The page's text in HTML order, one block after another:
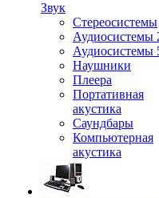
Звук
Стереосистемы
Аудиосистемы
Аудиосистемы
Наушники
Плеера
Портативная
акустика
Саундбары
Компьютерная
акустика